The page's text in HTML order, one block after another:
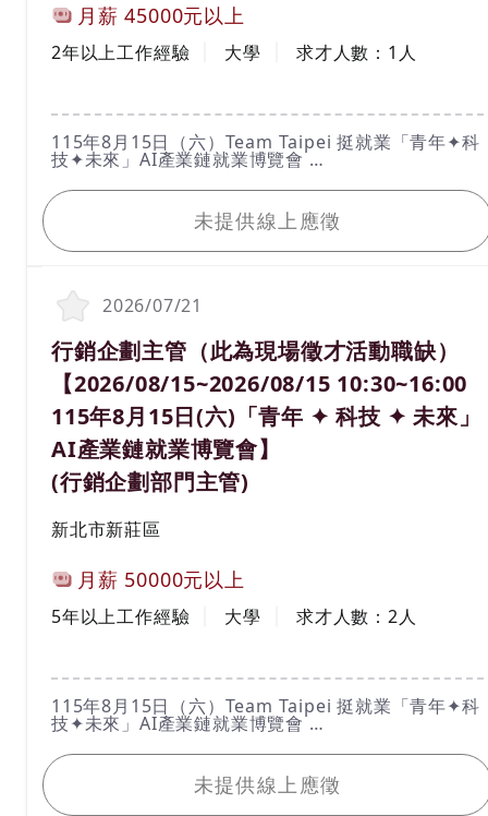
月薪 45000元以上
工作經驗
2年以上工作經驗 大學 求才人數： 1 人
工作內容
115年8月15日（六）Team Taipei 挺就業「青年✦科
技✦未來」AI產業鏈就業博覽會
活動時間：115年8月15日（六）10：30 ～16：
00（請於１５：３０前入場）
活動地點：圓山花博爭艷館（臺北市中山區玉門街1
洽詢電話：02-2338-0277
網查詢https://okwork.gov.taipei
1.能獨立作業，具備行銷文案能力，與廣告投放、網
路多渠道相關經驗者。
2.發展符合公司目標及顧客滿意度的行銷或品牌策
略。
3.官網維護，包含：例行資訊上下架、最新消息更新
等
7.社群經營(FB/ IG)，包含：例行貼文排程規劃/
meta投廣/ 成效分析/ 顧客QA
8. 制定和執行行銷計劃，特別針對餐飲市場。
9.進行市場調查，分析競爭對手，提出改進建議。
我要應徵
未提供線上應徵
2026/07/21
職務名稱(職業類別)
行銷企劃主管（此為現場徵才活動職缺）
【2026/08/15~2026/08/15 10:30~16:00
115年8月15日(六)「青年 ✦ 科技 ✦ 未來」
AI產業鏈就業博覽會】
(行銷企劃部門主管)
新北市新莊區
月薪 50000元以上
工作經驗
5年以上工作經驗 大學 求才人數：2人
工作內容
115年8月15日（六）Team Taipei 挺就業「青年✦科
技✦未來」AI產業鏈就業博覽會
00（請於１５：３０前入場）
活動地點：圓山花博爭艷館（臺北市中山區玉門街1
洽詢電話：02-2338-0277
我要應徵
未提供線上應徵